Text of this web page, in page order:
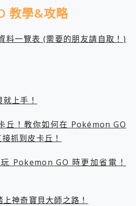
教學&攻略
料一覽表 (需要的朋友請自取！)
上手！
丘！教你如何在 Pokémon GO
抓到皮卡丘！
Pokemon GO 時更加省電！
神奇寶貝大師之路！